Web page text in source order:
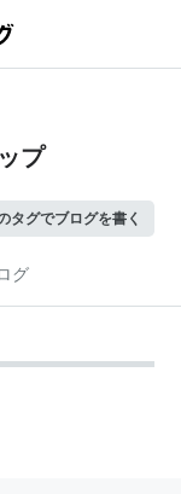
プ
タグでブログを書く
グ